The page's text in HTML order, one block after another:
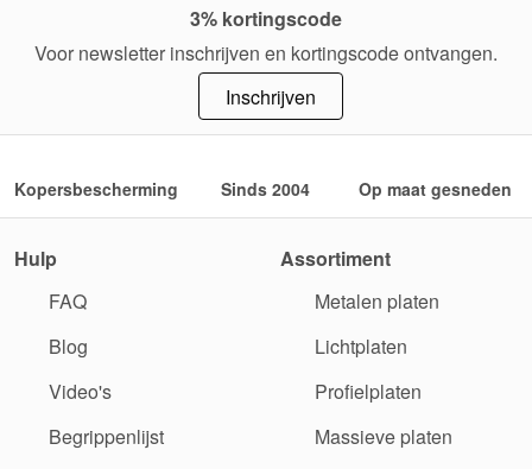
3% kortingscode
Voor newsletter inschrijven en kortingscode ontvangen.
Inschrijven
Kopersbescherming Sinds 2004 Op maat gesneden
Hulp
FAQ
Blog
Video's
Begrippenlijst
Assortiment
Metalen platen
Lichtplaten
Profielplaten
Massieve platen